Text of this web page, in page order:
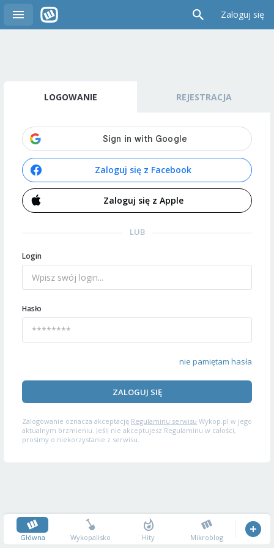
Zaloguj się
LOGOWANIE REJESTRACJA
Zaloguj się z Facebook
Zaloguj się z Apple
LUB
Login
Hasło
nie pamiętam hasła
ZALOGUJ SIĘ
Zalogowanie oznacza akceptację Regulaminu serwisu Wykop.pl w jego
aktualnym brzmieniu. Jeśli nie akceptujesz Regulaminu w całości,
prosimy o niekorzystanie z serwisu.
Główna Wykopalisko Hity Mikroblog